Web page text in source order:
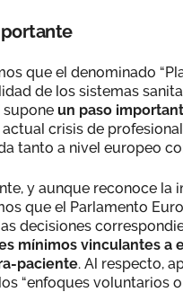
que el denominado
de los sistemas
supone un paso
crisis de
tanto a nivel europeo
y aunque reconoce la
que el Parlamento
decisiones
mínimos vinculantes a
paciente. Al respecto,
“enfoques voluntarios